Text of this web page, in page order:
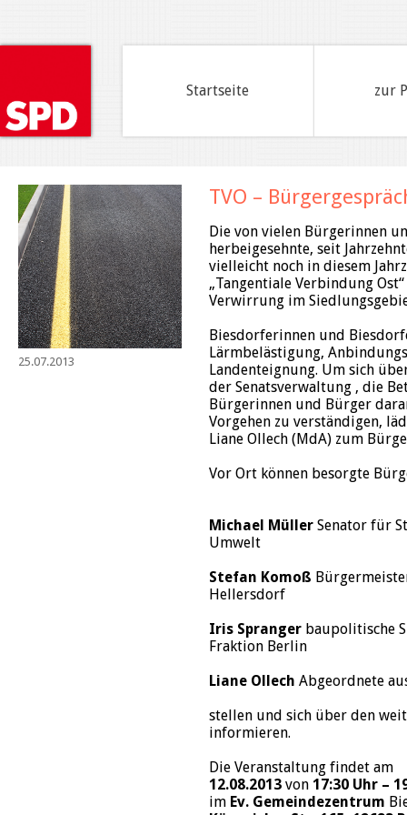
Startseite zur
25.07.2013
TVO –
Die von vielen Bürgerinnen
herbeigesehnte, seit
vielleicht noch in diesem
„Tangentiale Verbindung
Verwirrung im
Biesdorferinnen und
Lärmbelästigung,
Landenteignung. Um sich
der Senatsverwaltung , die
Bürgerinnen und Bürger
Vorgehen zu verständigen,
Liane Ollech (MdA) zum
Vor Ort können besorgte
Michael Müller Senator für
Umwelt
Stefan Komoß
Hellersdorf
Iris Spranger baupolitische
Fraktion Berlin
Liane Ollech Abgeordnete
stellen und sich über den
informieren.
Die Veranstaltung findet am
12.08.2013 von 17:30 Uhr –
im Ev. Gemeindezentrum